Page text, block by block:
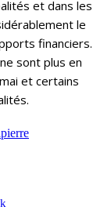
et dans les
le
financiers.
sont plus en
et certains